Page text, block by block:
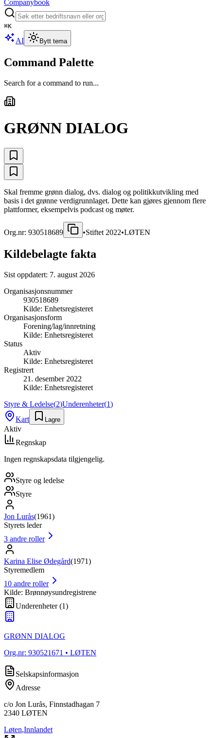
Companybook
⌘K
AI Bytt tema
Command Palette
Search for a command to run...
GRØNN DIALOG
Skal fremme grønn dialog, dvs. dialog og politikkutvikling med
basis i det grønne verdigrunnlaget. Dette kan gjøres gjennom flere
plattformer, eksempelvis podcast og møter.
Org.nr: 930518689 •Stiftet 2022•LØTEN
Kildebelagte fakta
Sist oppdatert: 7. august 2026
Organisasjonsnummer
930518689
Kilde: Enhetsregisteret
Organisasjonsform
Forening/lag/innretning
Kilde: Enhetsregisteret
Status
Aktiv
Kilde: Enhetsregisteret
Registrert
21. desember 2022
Kilde: Enhetsregisteret
Styre & Ledelse(2)Underenheter(1)
Kart
Lagre
Aktiv
Regnskap
Ingen regnskapsdata tilgjengelig.
Styre og ledelse
Styre
Jon Lurås(1961)
Styrets leder
3 andre roller
Karina Elise Ødegård(1971)
Styremedlem
10 andre roller
Kilde: Brønnøysundregistrene
Underenheter(1)
GRØNN DIALOG
Org.nr: 930521671 • LØTEN
Selskapsinformasjon
Adresse
c/o Jon Lurås, Finnstadhagan 7
2340 LØTEN
Løten,Innlandet